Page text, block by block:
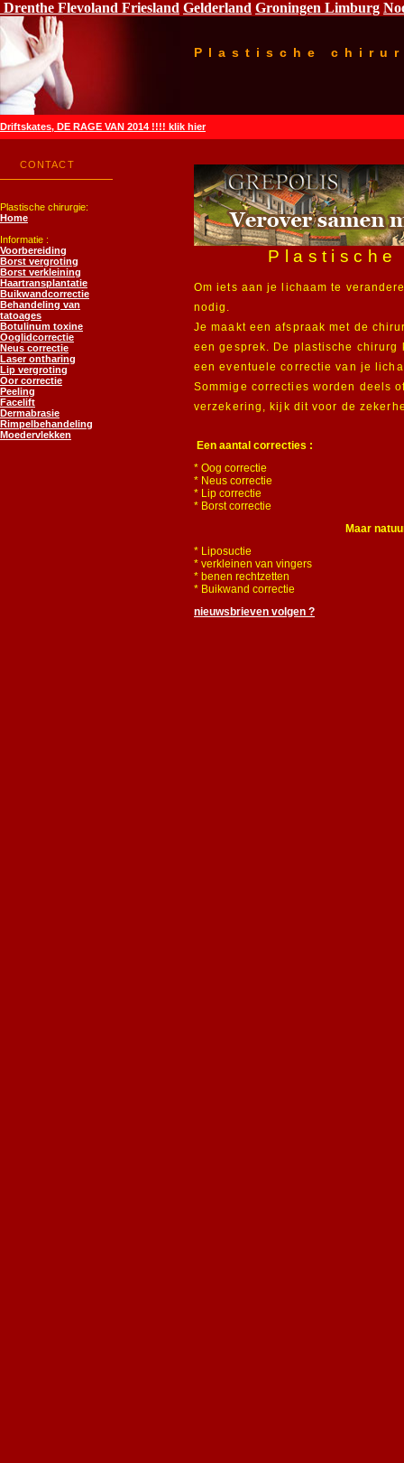
Drenthe Flevoland Friesland Gelderland Groningen Limburg
Plastische
Driftskates, DE RAGE VAN 2014 !!!! klik hier
CONTACT
Plastische chirurgie:
Home
Informatie :
Voorbereiding
Borst vergroting
Borst verkleining
Haartransplantatie
Buikwandcorrectie
Behandeling van
tatoages
Botulinum toxine
Ooglidcorrectie
Neus correctie
Laser ontharing
Lip vergroting
Oor correctie
Peeling
Facelift
Dermabrasie
Rimpelbehandeling
Moedervlekken
Om iets aan je lichaam te
nodig.
Je maakt een afspraak met de
een gesprek. De plastische
een eventuele correctie van je
Sommige correcties worden deels
verzekering, kijk dit voor de
Een aantal correcties :
* Oog correctie
* Neus correctie
* Lip correctie
* Borst correctie
Maar
* Liposuctie
* verkleinen van vingers
* benen rechtzetten
* Buikwand correctie
nieuwsbrieven volgen ?